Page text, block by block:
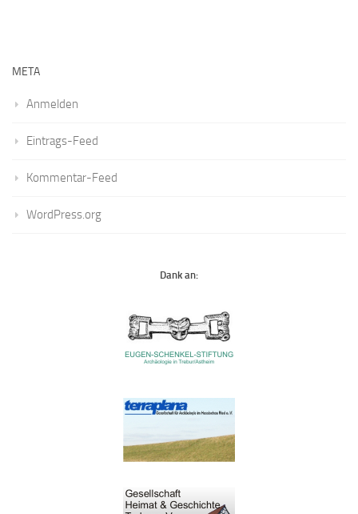
META
Anmelden
Eintrags-Feed
Kommentar-Feed
WordPress.org
Dank an: